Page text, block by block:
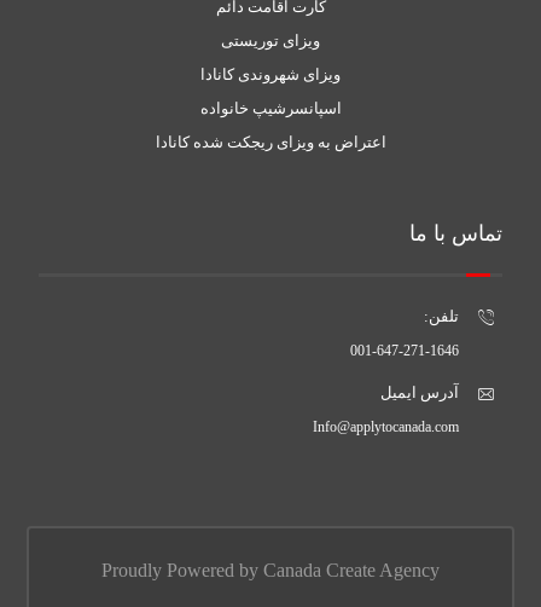
کارت اقامت دائم
ویزای توریستی
ویزای شهروندی کانادا
اسپانسرشیپ خانواده
اعتراض به ویزای ریجکت شده کانادا
تماس با ما
تلفن:
001-647-271-1646
آدرس ایمیل
Info@applytocanada.com
Proudly Powered by Canada Create Agency